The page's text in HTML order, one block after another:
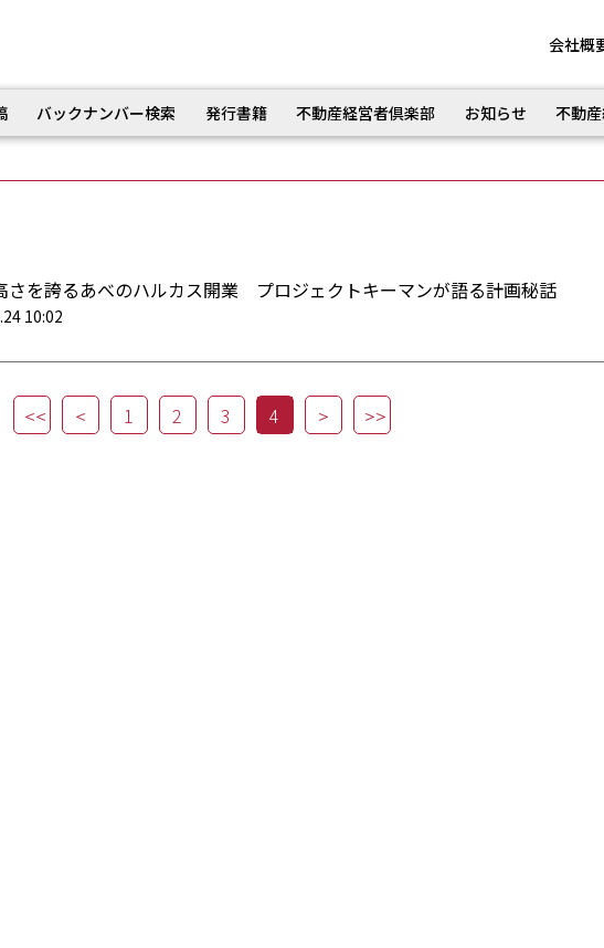
会社概
バックナンバー検索 発行書籍 不動産経営者倶楽部 お知らせ 不動
さを誇るあべのハルカス開業 プロジェクトキーマンが語る計画秘話
10:02
1 2 3 4